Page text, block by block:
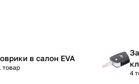
в салон EVA
товар
4